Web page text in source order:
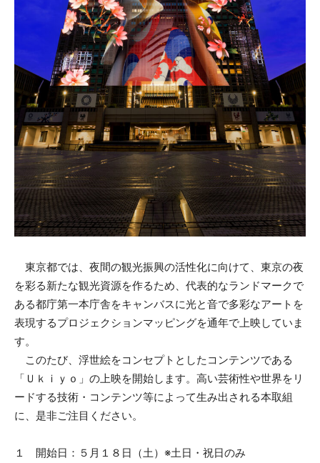
東京都では、夜間の観光振興の活性化に向けて、東京の夜
を彩る新たな観光資源を作るため、代表的なランドマークで
ある都庁第一本庁舎をキャンバスに光と音で多彩なアートを
表現するプロジェクションマッピングを通年で上映していま
す。
このたび、浮世絵をコンセプトとしたコンテンツである
「Ｕｋｉｙｏ」の上映を開始します。高い芸術性や世界をリ
ードする技術・コンテンツ等によって生み出される本取組
に、是非ご注目ください。
１ 開始日：５月１８日（土）※土日・祝日のみ